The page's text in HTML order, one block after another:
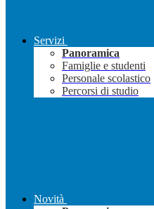
Servizi
Panoramica
Famiglie e studenti
Personale scolastico
Percorsi di studio
Novità